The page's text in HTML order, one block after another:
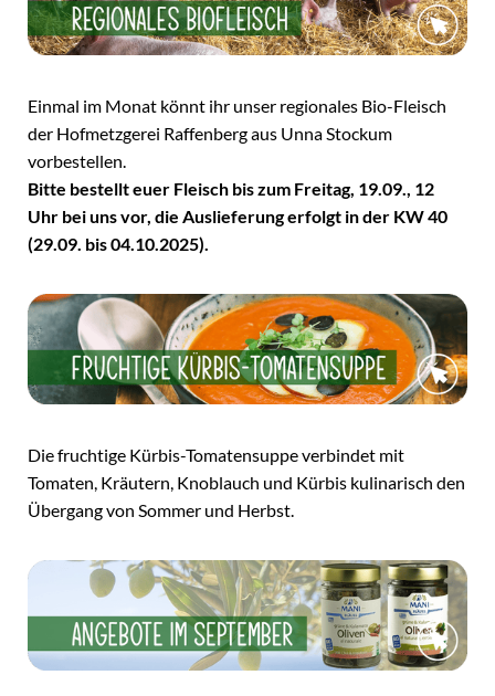
Einmal im Monat könnt ihr unser regionales Bio-Fleisch
der Hofmetzgerei Raffenberg aus Unna Stockum
vorbestellen.
Bitte bestellt euer Fleisch bis zum Freitag, 19.09., 12
Uhr bei uns vor, die Auslieferung erfolgt in der KW 40
(29.09. bis 04.10.2025).
Die fruchtige Kürbis-Tomatensuppe verbindet mit
Tomaten, Kräutern, Knoblauch und Kürbis kulinarisch den
Übergang von Sommer und Herbst.